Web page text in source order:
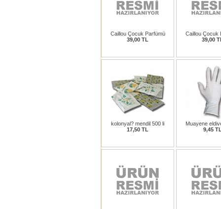
Caillou Çocuk Parfümü
39,00 TL
Caillou Çocuk
39,00
kolonyal? mendil 500 li
17,50 TL
Muayene
9,45